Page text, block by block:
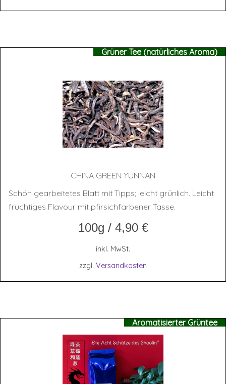
Grüner Tee (natürliches Aroma)
CHI­NA GREEN YUNNAN
Schön gearbeitetes Blatt mit Tipps; leicht grünlich. Leicht
fruchtiges Flavour mit pfirsichfarbener Tasse.
100g / 4,90 €
inkl. MwSt.
zzgl. Versandkosten
Aromatisierter Grüntee